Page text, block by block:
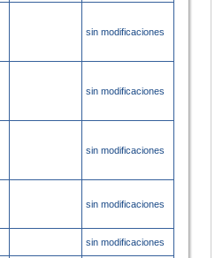
sin modificaciones
sin modificaciones
sin modificaciones
sin modificaciones
sin modificaciones